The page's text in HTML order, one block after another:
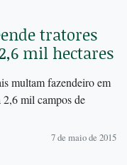
tratores
mil hectares
multam fazendeiro em
mil campos de
7 de maio de 2015